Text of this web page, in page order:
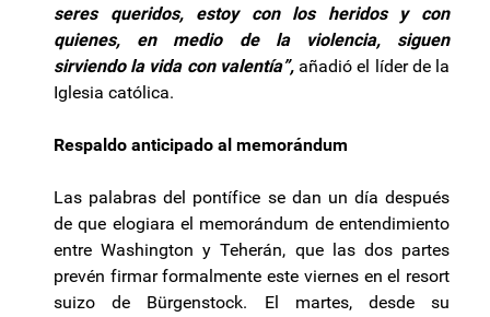
seres queridos, estoy con los heridos y con
quienes, en medio de la violencia, siguen
sirviendo la vida con valentía”,añadió el líder de la
Iglesia católica.
Respaldo anticipado al memorándum
Las palabras del pontífice se dan un día después
de que elogiara el memorándum de entendimiento
entre Washington y Teherán, que las dos partes
prevén firmar formalmente este viernes en el resort
suizo de Bürgenstock. El martes, desde su